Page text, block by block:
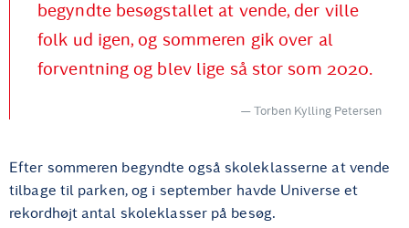
begyndte besøgstallet at vende, der ville
folk ud igen, og sommeren gik over al
forventning og blev lige så stor som 2020.
Torben Kylling Petersen
Efter sommeren begyndte også skoleklasserne at vende
tilbage til parken, og i september havde Universe et
rekordhøjt antal skoleklasser på besøg.